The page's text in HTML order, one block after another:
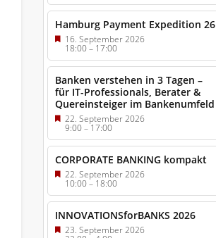
Hamburg Payment Expedition 26
16. September 2026
18:00– 17:00
Banken verstehen in 3 Tagen –
für IT-Professionals, Berater &
Quereinsteiger im Bankenumfeld
22. September 2026
9:00–17:00
CORPORATE BANKING kompakt
22. September 2026
10:00– 18:00
INNOVATIONSforBANKS 2026
23. September 2026